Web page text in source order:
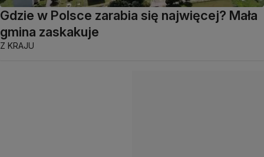
Gdzie w Polsce zarabia się najwięcej? Mała
gmina zaskakuje
Z KRAJU